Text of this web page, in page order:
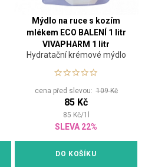
Mýdlo na ruce s kozím
mlékem ECO BALENÍ 1 litr
VIVAPHARM 1 litr
Hydratační krémové mýdlo
cena před slevou:109 Kč
85 Kč
85 Kč/1
SLEVA 22%
DO KOŠÍKU